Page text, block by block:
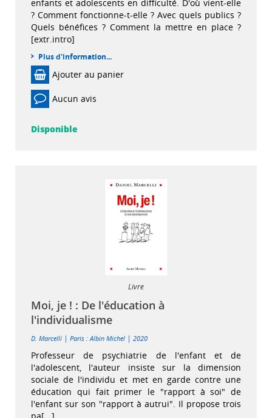
enfants et adolescents en difficulté. D'où vient-elle
? Comment fonctionne-t-elle ? Avec quels publics ?
Quels bénéfices ? Comment la mettre en place ?
[extr.intro]
Plus d'information...
Ajouter au panier
Aucun avis
Disponible
Livre
Moi, je ! : De l'éducation à
l'individualisme
D. Marcelli | Paris : Albin Michel | 2020
Professeur de psychiatrie de l'enfant et de
l'adolescent, l'auteur insiste sur la dimension
sociale de l'individu et met en garde contre une
éducation qui fait primer le "rapport à soi" de
l'enfant sur son "rapport à autrui". Il propose trois